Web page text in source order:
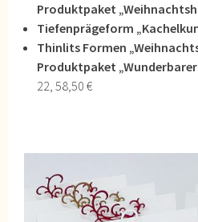
Produktpaket
Tiefenprägeform
Thinlits Formen
Produktpaket
22, 58,50 €